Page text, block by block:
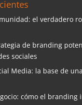
el verdadero
de branding
sociales
Media: la base de
cómo el branding